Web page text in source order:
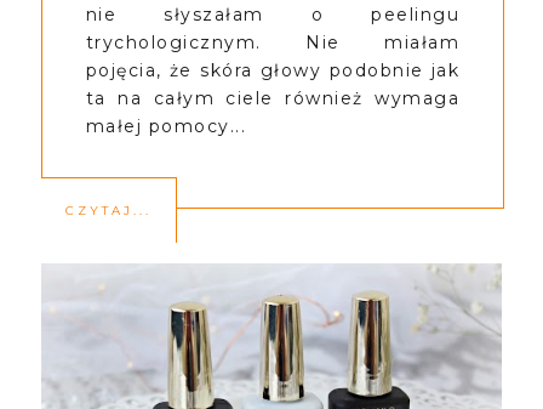
nie słyszałam o peelingu
trychologicznym. Nie miałam
pojęcia, że skóra głowy podobnie jak
ta na całym ciele również wymaga
małej pomocy...
CZYTAJ...